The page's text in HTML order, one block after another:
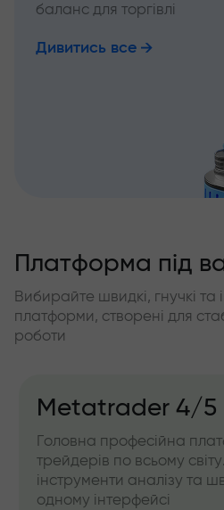
баланс для торгівлі
Дивитись все
Платформа під
Вибирайте швидкі, гнучкі та
платформи, створені для
роботи
Metatrader 4/5
Головна професійна
трейдерів по всьому
інструменти аналізу та
одному інтерфейсі